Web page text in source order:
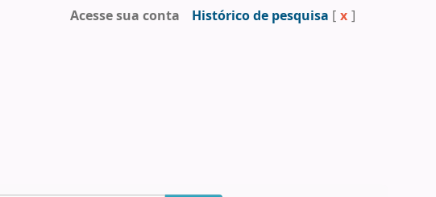
Acesse sua conta Histórico de pesquisa [ x ]